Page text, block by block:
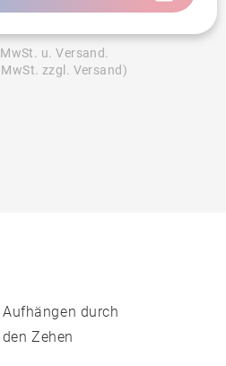
u. Versand.
zzgl. Versand)
durch
Zehen